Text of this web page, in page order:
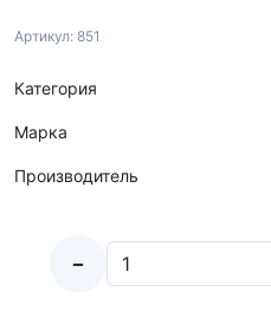
Артикул: 851
Категория
Марка
Производитель
-